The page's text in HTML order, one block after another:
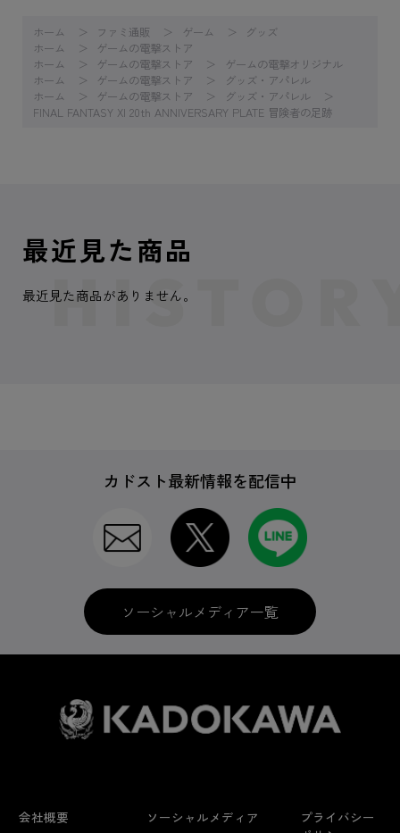
ホーム ファミ通販 ゲーム
グッズ
ホーム
ゲームの電撃ストア
ホーム
ゲームの電撃ストア
ゲームの電撃オリジナル
ホーム
ゲームの電撃ストア
グッズ・アパレル
ホーム
ゲームの電撃ストア
グッズ・アパレル
FINAL FANTASY XI 20th ANNIVERSARY PLATE 冒険者の足跡
最近見た商品
最近見た商品がありません。
カドスト最新情報を配信中
ソーシャルメディア一覧
会社概要 ソーシャルメディア
プライバシー